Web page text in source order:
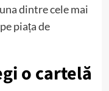
dintre cele mai
piața de
o cartelă